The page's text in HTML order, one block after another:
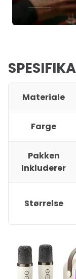
Materiale
Farge
Pakken
Inkluderer
Størrelse